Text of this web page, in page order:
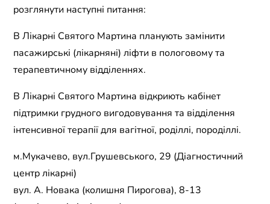
розглянути наступні питання:
В Лікарні Святого Мартина планують замінити
пасажирські (лікарняні) ліфти в пологовому та
терапевтичному відділеннях.
В Лікарні Святого Мартина відкриють кабінет
підтримки грудного вигодовування та відділення
інтенсивної терапії для вагітної, роділлі, породіллі.
м.Мукачево, вул.Грушевського, 29 (Діагностичний
центр лікарні)
вул. А. Новака (колишня Пирогова), 8-13